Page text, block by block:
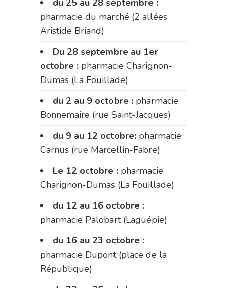
pharmacie du marché (2 allées
Aristide Briand)
Du 28 septembre au 1er
octobre : pharmacie Charignon-
Dumas (La Fouillade)
du 2 au 9 octobre : pharmacie
Bonnemaire (rue Saint-Jacques)
du 9 au 12 octobre: pharmacie
Carnus (rue Marcellin-Fabre)
Le 12 octobre : pharmacie
Charignon-Dumas (La Fouillade)
du 12 au 16 octobre :
pharmacie Palobart (Laguépie)
du 16 au 23 octobre :
pharmacie Dupont (place de la
République)